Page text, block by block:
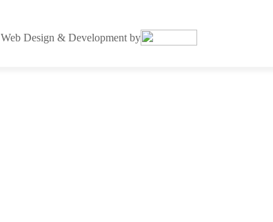
Web Design & Development by